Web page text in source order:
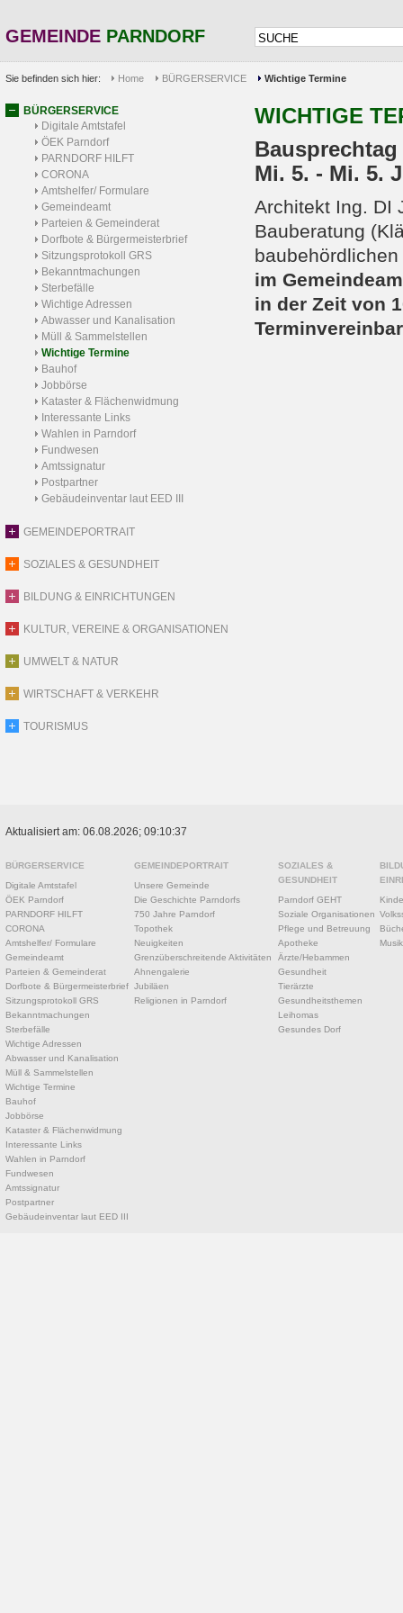
GEMEINDE PARNDORF
Sie befinden sich hier: Home BÜRGERSERVICE Wichtige Termine
BÜRGERSERVICE
Digitale Amtstafel
ÖEK Parndorf
PARNDORF HILFT
CORONA
Amtshelfer/ Formulare
Gemeindeamt
Parteien & Gemeinderat
Dorfbote & Bürgermeisterbrief
Sitzungsprotokoll GRS
Bekanntmachungen
Sterbefälle
Wichtige Adressen
Abwasser und Kanalisation
Müll & Sammelstellen
Wichtige Termine
Bauhof
Jobbörse
Kataster & Flächenwidmung
Interessante Links
Wahlen in Parndorf
Fundwesen
Amtssignatur
Postpartner
Gebäudeinventar laut EED III
GEMEINDEPORTRAIT
SOZIALES & GESUNDHEIT
BILDUNG & EINRICHTUNGEN
KULTUR, VEREINE & ORGANISATIONEN
UMWELT & NATUR
WIRTSCHAFT & VERKEHR
TOURISMUS
WICHTIGE
Bausprechtag
Mi. 5. - Mi. 5.
Architekt Ing. DI
Bauberatung
im
in der Zeit von
Aktualisiert am: 06.08.2026; 09:10:37
BÜRGERSERVICE
Digitale Amtstafel
ÖEK Parndorf
PARNDORF HILFT
CORONA
Amtshelfer/ Formulare
Gemeindeamt
Parteien & Gemeinderat
Dorfbote & Bürgermeisterbrief
Sitzungsprotokoll GRS
Bekanntmachungen
Sterbefälle
Wichtige Adressen
Abwasser und Kanalisation
Müll & Sammelstellen
Wichtige Termine
Bauhof
Jobbörse
Kataster & Flächenwidmung
Interessante Links
Wahlen in Parndorf
Fundwesen
Amtssignatur
Postpartner
Gebäudeinventar laut EED III
GEMEINDEPORTRAIT
Unsere Gemeinde
Die Geschichte Parndorfs
750 Jahre Parndorf
Topothek
Neuigkeiten
Grenzüberschreitende Aktivitäten
Ahnengalerie
Jubiläen
Religionen in Parndorf
SOZIALES &
GESUNDHEIT
Parndorf GEHT
Soziale Organisationen
Pflege und Betreuung
Apotheke
Ärzte/Hebammen
Gesundheit
Tierärzte
Gesundheitsthemen
Leihomas
Gesundes Dorf